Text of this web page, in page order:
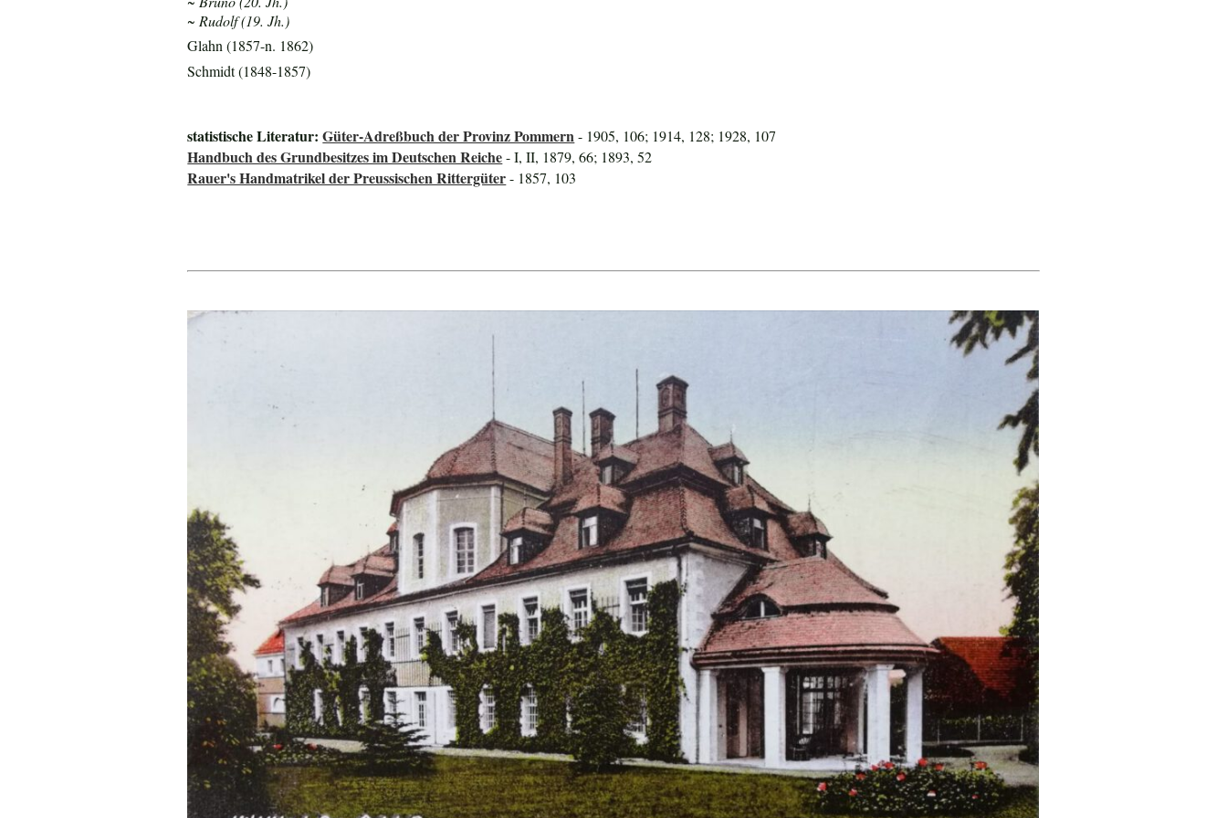
~ Rudolf (19. Jh.)
Glahn (1857-n. 1862)
Schmidt (1848-1857)
statistische Literatur:Güter-Adreßbuch der Provinz Pommern - 1905, 106; 1914, 128; 1928, 107
Handbuch des Grundbesitzes im Deutschen Reiche- I, II, 1879, 66; 1893, 52
Rauer's Handmatrikel der Preussischen Rittergüter- 1857, 103